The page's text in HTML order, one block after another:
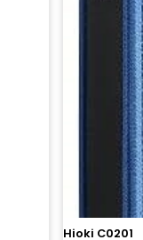
Hioki C0201